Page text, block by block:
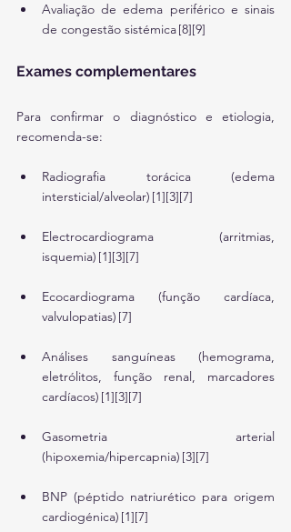
Avaliação de edema periférico e sinais
de congestão sistémica [8][9]
Exames complementares
Para confirmar o diagnóstico e etiologia,
recomenda-se:
Radiografia torácica (edema
intersticial/alveolar) [1][3][7]
Electrocardiograma (arritmias,
isquemia) [1][3][7]
Ecocardiograma (função cardíaca,
valvulopatias) [7]
Análises sanguíneas (hemograma,
eletrólitos, função renal, marcadores
cardíacos) [1][3][7]
Gasometria arterial
(hipoxemia/hipercapnia) [3][7]
BNP (péptido natriurético para origem
cardiogénica) [1][7]